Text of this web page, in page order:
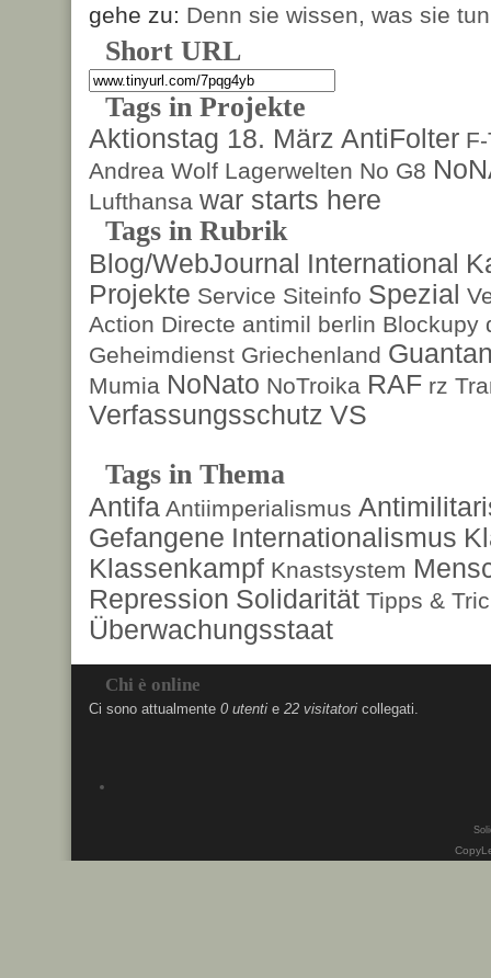
gehe zu: Denn sie wissen, was sie tun
Short URL
Tags in Projekte
Aktionstag 18. März AntiFolter
Andrea Wolf Lagerwelten No G8
Lufthansa war starts here
Tags in Rubrik
Blog/WebJournal International
Projekte Service Siteinfo Spezial
Action Directe antimil berlin Blockupy
Geheimdienst Griechenland
Mumia NoNato NoTroika RAF rz
Verfassungsschutz VS
Tags in Thema
Antifa Antiimperialismus
Gefangene Internationalismus
Klassenkampf Knastsystem
Repression Solidarität Tipps &
Überwachungsstaat
Chi è online
Ci sono attualmente 0 utenti e 22 visitatori collegati.